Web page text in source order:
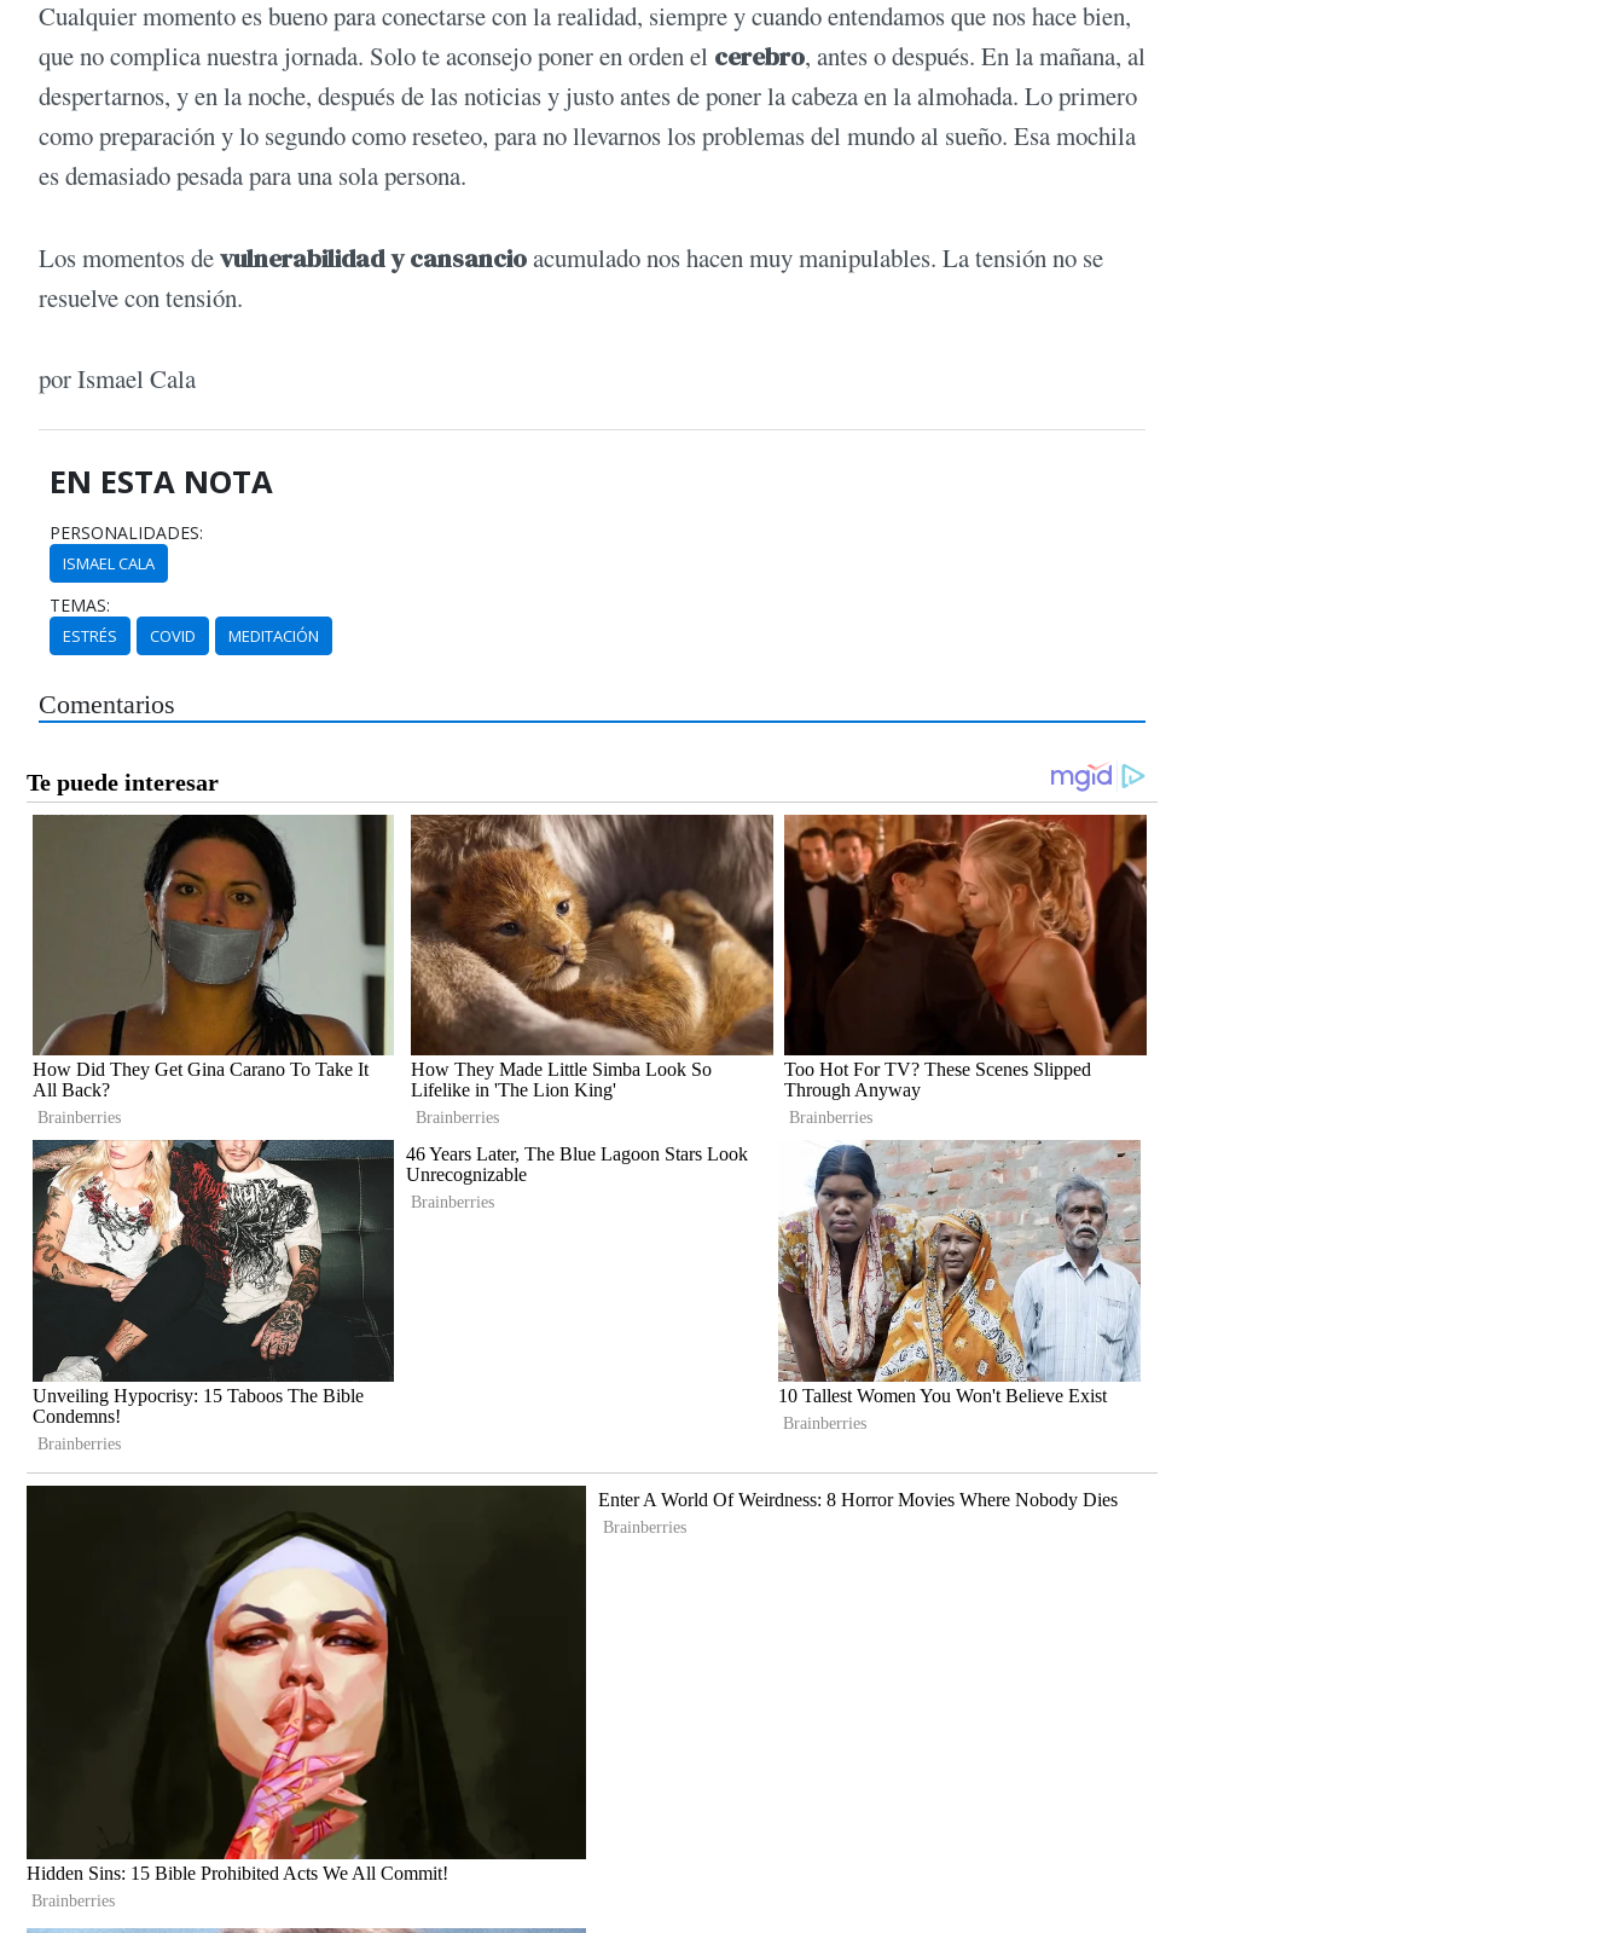
Cualquier momento es bueno para conectarse con la realidad, siempre y cuando entendamos que nos hace bien,
que no complica nuestra jornada. Solo te aconsejo poner en orden el cerebro, antes o después. En la mañana, al
despertarnos, y en la noche, después de las noticias y justo antes de poner la cabeza en la almohada. Lo primero
como preparación y lo segundo como reseteo, para no llevarnos los problemas del mundo al sueño. Esa mochila
es demasiado pesada para una sola persona.
Los momentos devulnerabilidad y cansancioacumulado nos hacen muy manipulables. La tensión no se
resuelve con tensión.
por Ismael Cala
EN ESTA NOTA
PERSONALIDADES:
ISMAEL CALA
TEMAS:
ESTRÉS COVID MEDITACIÓN
Comentarios